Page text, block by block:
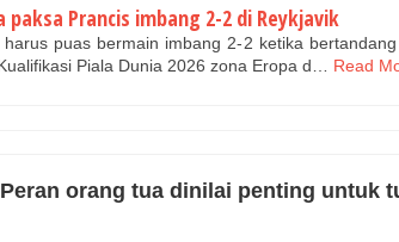
paksa Prancis imbang 2-2 di Reykjavik
harus puas bermain imbang 2-2 ketika
Piala Dunia 2026 zona Eropa d…
Read
orang tua dinilai penting untuk